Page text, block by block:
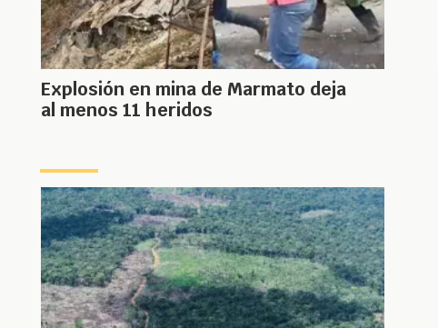
Explosión en mina de Marmato deja
al menos 11 heridos